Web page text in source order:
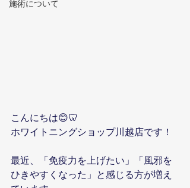
施術について
こんにちは😊🦷
ホワイトニングショップ川越店です！
最近、「免疫力を上げたい」「風邪を
ひきやすくなった」と感じる方が増え